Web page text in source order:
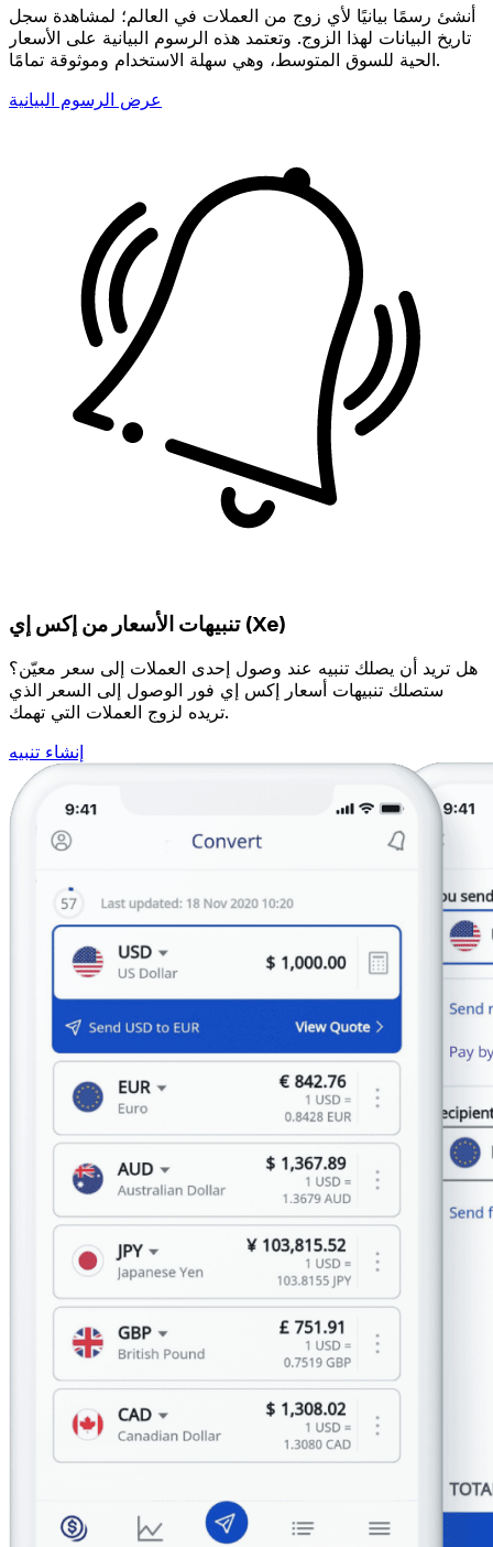
أنشئ رسمًا بيانيًا لأي زوج من العملات في العالم؛ لمشاهدة سجل
تاريخ البيانات لهذا الزوج. وتعتمد هذه الرسوم البيانية على الأسعار
الحية للسوق المتوسط، وهي سهلة الاستخدام وموثوقة تمامًا.
عرض الرسوم البيانية
تنبيهات الأسعار من إكس إي (Xe)
هل تريد أن يصلك تنبيه عند وصول إحدى العملات إلى سعر معيّن؟
ستصلك تنبيهات أسعار إكس إي فور الوصول إلى السعر الذي
تريده لزوج العملات التي تهمك.
إنشاء تنبيه